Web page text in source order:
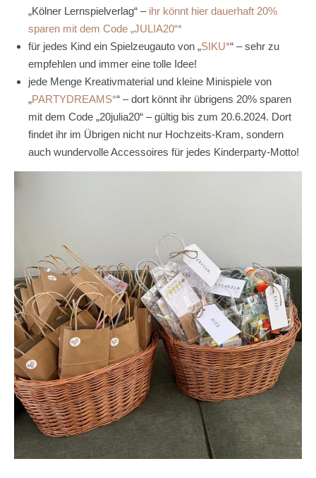
„Kölner Lernspielverlag“ – ihr könnt hier dauerhaft 20%
sparen mit dem Code „JULIA20“
für jedes Kind ein Spielzeugauto von „SIKU “ – sehr zu
empfehlen und immer eine tolle Idee!
jede Menge Kreativmaterial und kleine Minispiele von
„PARTYDREAMS “ – dort könnt ihr übrigens 20% sparen
mit dem Code „20julia20“ – gültig bis zum 20.6.2024. Dort
findet ihr im Übrigen nicht nur Hochzeits-Kram, sondern
auch wundervolle Accessoires für jedes Kinderparty-Motto!